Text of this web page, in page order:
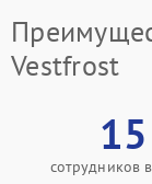
Vestfrost
15
сотрудников